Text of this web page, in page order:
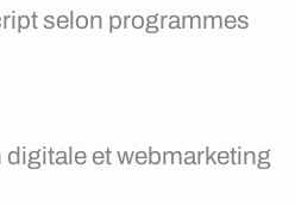
selon programmes
et webmarketing